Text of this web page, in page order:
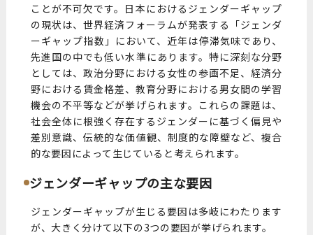
ことが不可欠です。日本におけるジェンダーギャップ
の現状は、世界経済フォーラムが発表する「ジェンダ
ーギャップ指数」において、近年は停滞気味であり、
先進国の中でも低い水準にあります。特に深刻な分野
としては、政治分野における女性の参画不足、経済分
野における賃金格差、教育分野における男女間の学習
機会の不平等などが挙げられます。これらの課題は、
社会全体に根強く存在するジェンダーに基づく偏見や
差別意識、伝統的な価値観、制度的な障壁など、複合
的な要因によって生じていると考えられます。
ジェンダーギャップの主な要因
ジェンダーギャップが生じる要因は多岐にわたります
が、大きく分けて以下の3つの要因が挙げられます。